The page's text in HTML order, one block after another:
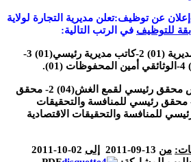
09-13-إعلان عن توظيف:تعلن مديرية التجارة لولاية
للتوظيف في الرتب التالية:
: 1-كاتب مديرية (01) 2-كاتب مديرية رئيسي(01) 3-
محقق رئيسي لقمع الغش(04) 2-
محقق
محقق رئيسي للمنافسة والتحقيقات
للمنافسة والتحقيقات الاقتصادية
من إلى